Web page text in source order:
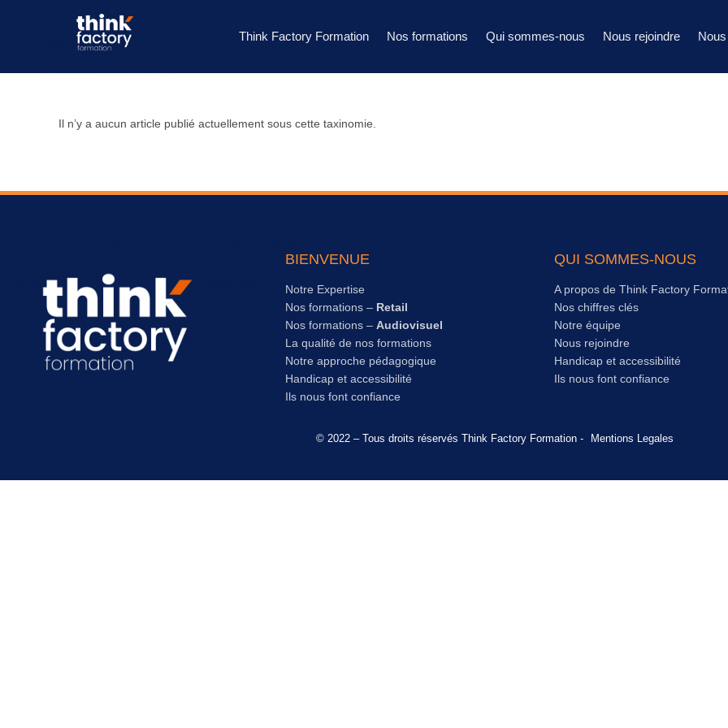
Think Factory Formation Nos formations Qui sommes-nous Nous rejoindre
Il n’y a aucun article publié actuellement sous cette taxinomie.
BIENVENUE
Notre Expertise
Nos formations – Retail
Nos formations – Audiovisuel
La qualité de nos formations
Notre approche pédagogique
Handicap et accessibilité
Ils nous font confiance
QUI SOMMES-NOUS
A propos de Think Factory
Nos chiffres clés
Notre équipe
Nous rejoindre
Handicap et accessibilité
Ils nous font confiance
© 2022 – Tous droits réservés Think Factory Formation - Mentions Legales